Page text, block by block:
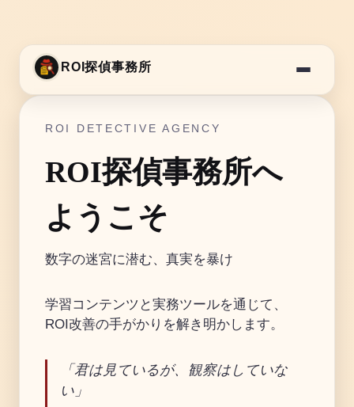
ROI探偵事務所
ROI DETECTIVE AGENCY
ROI探偵事務所へ
ようこそ
数字の迷宮に潜む、真実を暴け
学習コンテンツと実務ツールを通じて、
ROI改善の手がかりを解き明かします。
「君は見ているが、観察はしていな
い」